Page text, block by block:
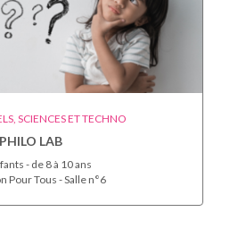
SCIENCES ET TECHNO
PHILO LAB
- de 8 à 10 ans
Pour Tous - Salle n°6